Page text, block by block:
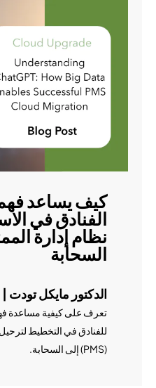
الفنادق في
السحابة
الدكتور مايكل تودت | 30.12.2025
للفنادق في التخطيط
(PMS) إلى السحابة.